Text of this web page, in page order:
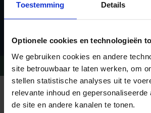
Toestemming Details
Optionele cookies en technologieën
We gebruiken cookies en andere
site betrouwbaar te laten werken, om
stellen statistische analyses uit te
relevante inhoud en gepersonaliseerde
de site en andere kanalen te tonen.
Vragen?Bel 09-234 13
REIZEN MET KONING AAP
Waarom Koning Aap?
Bestemmingen